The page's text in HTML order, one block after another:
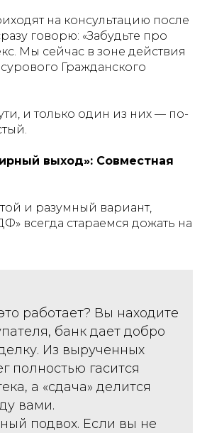
на консультацию после
говорю: «Забудьте про
Мы сейчас в зоне действия
Гражданского
и только один из них — по-
выход»: Совместная
и разумный вариант,
всегда стараемся дожать на
работает? Вы находите
банк дает добро
Из вырученных
полностью гасится
а «сдача» делится
вами.
подвох. Если вы не